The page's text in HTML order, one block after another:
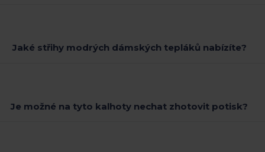
Jaké střihy modrých dámských tepláků nabízíte?
Je možné na tyto kalhoty nechat zhotovit potisk?